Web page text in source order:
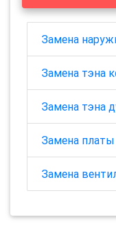
Замена
Замена тэна
Замена тэна
Замена
Замена